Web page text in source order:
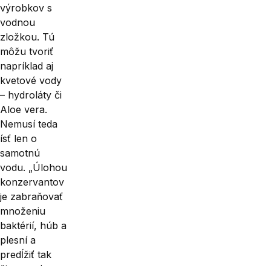
výrobkov s
vodnou
zložkou. Tú
môžu tvoriť
napríklad aj
kvetové vody
– hydro­láty či
Aloe vera.
Nemusí teda
ísť len o
samotnú
vodu. „Úlohou
konzervan­tov
je zabraňovať
množeniu
baktérií, húb a
plesní a
predĺžiť tak